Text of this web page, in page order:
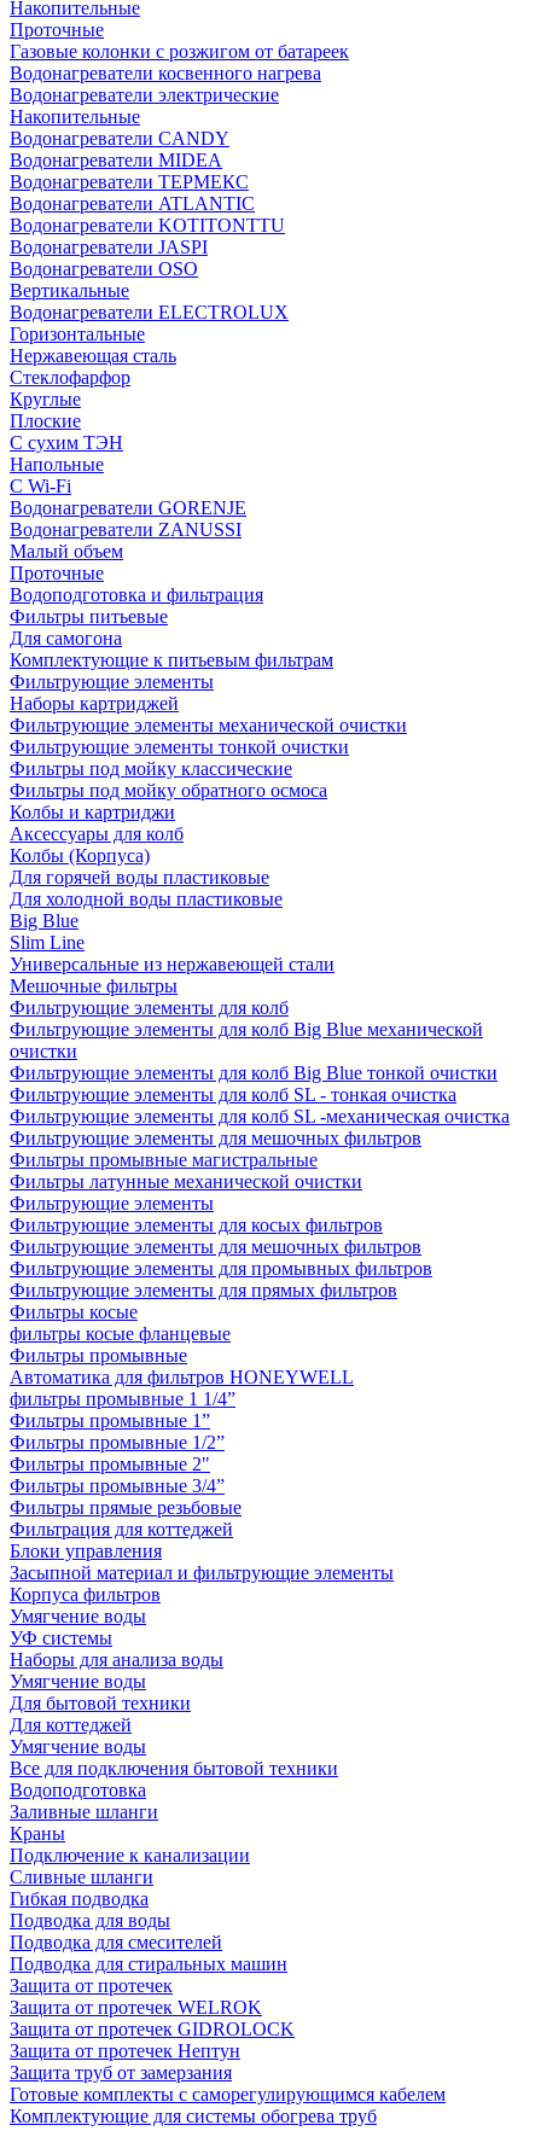
Накопительные
Проточные
Газовые колонки с розжигом от батареек
Водонагреватели косвенного нагрева
Водонагреватели электрические
Накопительные
Водонагреватели CANDY
Водонагреватели MIDEA
Водонагреватели ТЕРМЕКС
Водонагреватели ATLANTIC
Водонагреватели KOTITONTTU
Водонагреватели JASPI
Водонагреватели OSO
Вертикальные
Водонагреватели ELECTROLUX
Горизонтальные
Нержавеющая сталь
Стеклофарфор
Круглые
Плоские
С сухим ТЭН
Напольные
С Wi-Fi
Водонагреватели GORENJE
Водонагреватели ZANUSSI
Малый объем
Проточные
Водоподготовка и фильтрация
Фильтры питьевые
Для самогона
Комплектующие к питьевым фильтрам
Фильтрующие элементы
Наборы картриджей
Фильтрующие элементы механической очистки
Фильтрующие элементы тонкой очистки
Фильтры под мойку классические
Фильтры под мойку обратного осмоса
Колбы и картриджи
Аксессуары для колб
Колбы (Корпуса)
Для горячей воды пластиковые
Для холодной воды пластиковые
Big Blue
Slim Line
Универсальные из нержавеющей стали
Мешочные фильтры
Фильтрующие элементы для колб
Фильтрующие элементы для колб Big Blue механической
очистки
Фильтрующие элементы для колб Big Blue тонкой очистки
Фильтрующие элементы для колб SL - тонкая очистка
Фильтрующие элементы для колб SL -механическая очистка
Фильтрующие элементы для мешочных фильтров
Фильтры промывные магистральные
Фильтры латунные механической очистки
Фильтрующие элементы
Фильтрующие элементы для косых фильтров
Фильтрующие элементы для мешочных фильтров
Фильтрующие элементы для промывных фильтров
Фильтрующие элементы для прямых фильтров
Фильтры косые
фильтры косые фланцевые
Фильтры промывные
Автоматика для фильтров HONEYWELL
фильтры промывные 1 1/4”
Фильтры промывные 1”
Фильтры промывные 1/2”
Фильтры промывные 2"
Фильтры промывные 3/4”
Фильтры прямые резьбовые
Фильтрация для коттеджей
Блоки управления
Засыпной материал и фильтрующие элементы
Корпуса фильтров
Умягчение воды
УФ системы
Наборы для анализа воды
Умягчение воды
Для бытовой техники
Для коттеджей
Умягчение воды
Все для подключения бытовой техники
Водоподготовка
Заливные шланги
Краны
Подключение к канализации
Сливные шланги
Гибкая подводка
Подводка для воды
Подводка для смесителей
Подводка для стиральных машин
Защита от протечек
Защита от протечек WELROK
Защита от протечек GIDROLOCK
Защита от протечек Нептун
Защита труб от замерзания
Готовые комплекты с саморегулирующимся кабелем
Комплектующие для системы обогрева труб